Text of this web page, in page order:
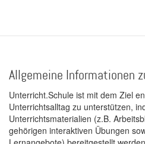
Allgemeine Informationen
Unterricht.Schule ist mit dem Ziel
Unterrichtsalltag zu unterstützen,
Unterrichtsmaterialien (z.B.
gehörigen interaktiven Übungen